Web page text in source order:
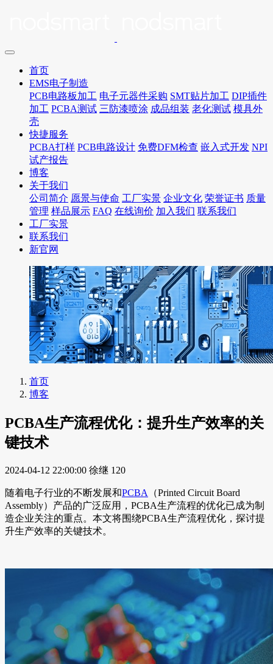
首页
EMS电子制造
PCB电路板加工 电子元器件采购 SMT贴片加工 DIP插件
加工 PCBA测试 三防漆喷涂 成品组装 老化测试 模具外
壳
快捷服务
PCBA打样 PCB电路设计 免费DFM检查 嵌入式开发 NPI
试产报告
博客
关于我们
公司简介 愿景与使命 工厂实景 企业文化 荣誉证书 质量
管理 样品展示 FAQ 在线询价 加入我们 联系我们
工厂实景
联系我们
新官网
首页
博客
PCBA生产流程优化：提升生产效率的关
键技术
2024-04-12 22:00:00 徐继 120
随着电子行业的不断发展和PCBA
（Printed Circuit Board
Assembly）产品的广泛应用，PCBA生产流程的优化已成为制
造企业关注的重点。本文将围绕PCBA生产流程优化，探讨提
升生产效率的关键技术。